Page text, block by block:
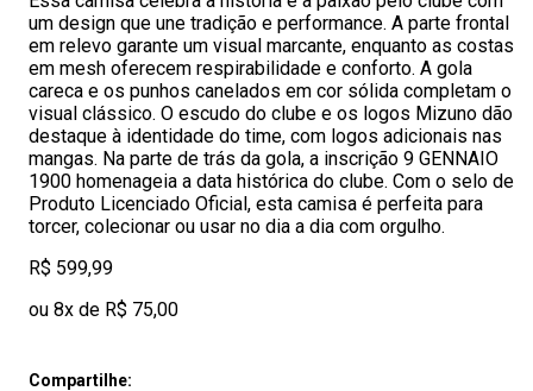
um design que une tradição e performance. A parte frontal
em relevo garante um visual marcante, enquanto as costas
em mesh oferecem respirabilidade e conforto. A gola
careca e os punhos canelados em cor sólida completam o
visual clássico. O escudo do clube e os logos Mizuno dão
destaque à identidade do time, com logos adicionais nas
mangas. Na parte de trás da gola, a inscrição 9 GENNAIO
1900 homenageia a data histórica do clube. Com o selo de
Produto Licenciado Oficial, esta camisa é perfeita para
torcer, colecionar ou usar no dia a dia com orgulho.
R$ 599,99
ou 8x de R$ 75,00
Compartilhe: